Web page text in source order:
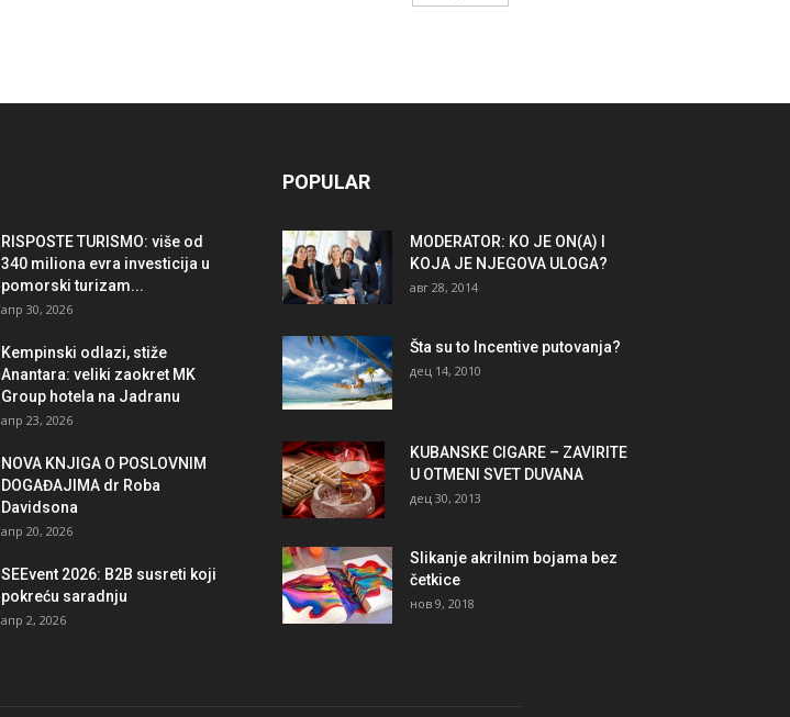
RISPOSTE TURISMO: više od
340 miliona evra investicija u
pomorski turizam...
апр 30, 2026
Kempinski odlazi, stiže
Anantara: veliki zaokret MK
Group hotela na Jadranu
апр 23, 2026
NOVA KNJIGA O POSLOVNIM
DOGAĐAJIMA dr Roba
Davidsona
апр 20, 2026
SEEvent 2026: B2B susreti koji
pokreću saradnju
апр 2, 2026
POPULAR
MODERATOR: KO JE ON(A) I
KOJA JE NJEGOVA ULOGA?
авг 28, 2014
Šta su to Incentive putovanja?
дец 14, 2010
KUBANSKE CIGARE – ZAVIRITE
U OTMENI SVET DUVANA
дец 30, 2013
Slikanje akrilnim bojama bez
četkice
нов 9, 2018